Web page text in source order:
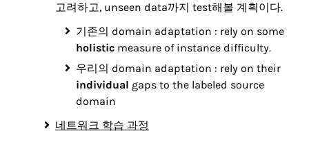
고려하고, unseen data까지 test해볼 계획이다.
기존의 domain adaptation : rely on some
holistic measure of instance difficulty.
우리의 domain adaptation : rely on their
individual gaps to the labeled source
domain
네트워크 학습 과정